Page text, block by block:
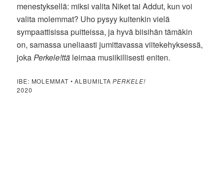
menestyksellä: miksi valita Niket tai Addut, kun voi
valita molemmat? Uho pysyy kuitenkin vielä
sympaattisissa puitteissa, ja hyvä biisihän tämäkin
on, samassa uneliaasti jumittavassa viitekehyksessä,
jokaPerkele!ttä leimaa musiikillisesti eniten.
IBE: MOLEMMAT • ALBUMILTAPERKELE!
2020